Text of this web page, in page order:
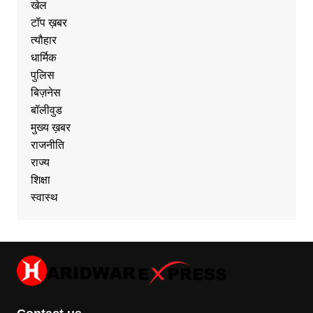
खेल
टॉप ख़बर
त्यौहार
धार्मिक
पुलिस
बिज़नेस
बॉलीवुड
मुख्य ख़बर
राजनीति
राज्य
शिक्षा
स्वास्थ